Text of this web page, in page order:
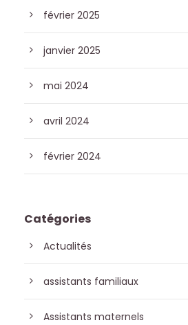
février 2025
janvier 2025
mai 2024
avril 2024
février 2024
Catégories
Actualités
assistants familiaux
Assistants maternels